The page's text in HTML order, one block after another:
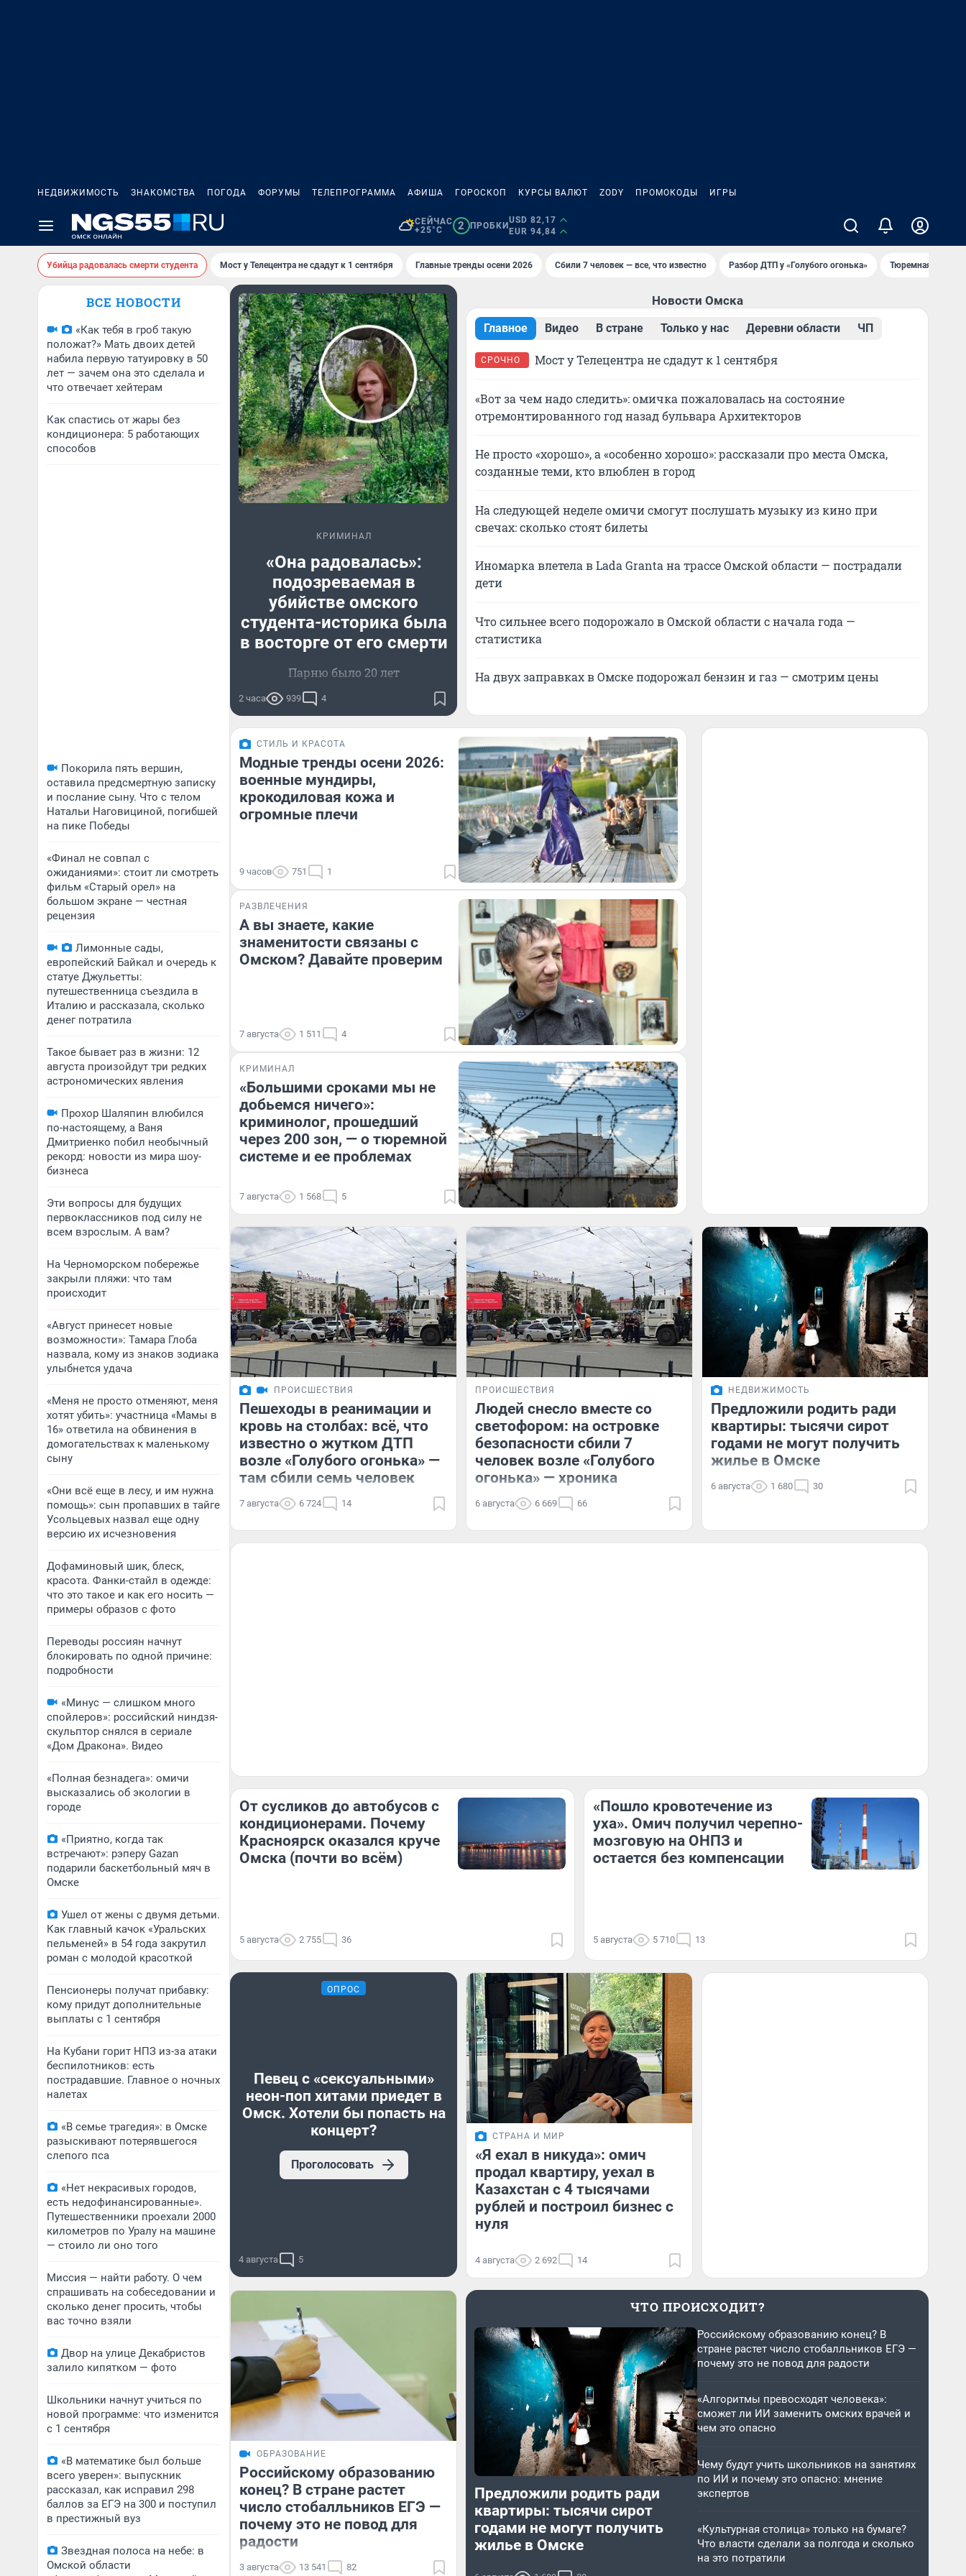
НЕДВИЖИМОСТЬ ЗНАКОМСТВА ПОГОДА ФОРУМЫ ТЕЛЕПРОГРАММА АФИША ГОРОСКОП КУРСЫ ВАЛЮТ ZODY ПРОМОКОДЫ ИГРЫ
СЕЙЧАС
+25°C
2 ПРОБКИ
USD 82,17
EUR 94,84
Убийца радовалась смерти студента Мост у Телецентра не сдадут к 1 сентября Главные тренды осени 2026 Сбили 7 человек — все, что известно Разбор ДТП у «Голубого огонька» Тюремная
ВСЕ НОВОСТИ
«Как тебя в гроб такую
положат?» Мать двоих детей
набила первую татуировку в 50
лет — зачем она это сделала и
что отвечает хейтерам
Как спастись от жары без
кондиционера: 5 работающих
способов
Покорила пять вершин,
оставила предсмертную записку
и послание сыну. Что с телом
Натальи Наговициной, погибшей
на пике Победы
«Финал не совпал с
ожиданиями»: стоит ли смотреть
фильм «Старый орел» на
большом экране — честная
рецензия
Лимонные сады,
европейский Байкал и очередь к
статуе Джульетты:
путешественница съездила в
Италию и рассказала, сколько
денег потратила
Такое бывает раз в жизни: 12
августа произойдут три редких
астрономических явления
Прохор Шаляпин влюбился
по-настоящему, а Ваня
Дмитриенко побил необычный
рекорд: новости из мира шоу-
бизнеса
Эти вопросы для будущих
первоклассников под силу не
всем взрослым. А вам?
На Черноморском побережье
закрыли пляжи: что там
происходит
«Август принесет новые
возможности»: Тамара Глоба
назвала, кому из знаков зодиака
улыбнется удача
«Меня не просто отменяют, меня
хотят убить»: участница «Мамы в
16» ответила на обвинения в
домогательствах к маленькому
сыну
«Они всё еще в лесу, и им нужна
помощь»: сын пропавших в тайге
Усольцевых назвал еще одну
версию их исчезновения
Дофаминовый шик, блеск,
красота. Фанки-стайл в одежде:
что это такое и как его носить —
примеры образов с фото
Переводы россиян начнут
блокировать по одной причине:
подробности
«Минус — слишком много
спойлеров»: российский ниндзя-
скульптор снялся в сериале
«Дом Дракона». Видео
«Полная безнадега»: омичи
высказались об экологии в
городе
«Приятно, когда так
встречают»: рэперу Gazan
подарили баскетбольный мяч в
Омске
Ушел от жены с двумя детьми.
Как главный качок «Уральских
пельменей» в 54 года закрутил
роман с молодой красоткой
Пенсионеры получат прибавку:
кому придут дополнительные
выплаты с 1 сентября
На Кубани горит НПЗ из-за атаки
беспилотников: есть
пострадавшие. Главное о ночных
налетах
«В семье трагедия»: в Омске
разыскивают потерявшегося
слепого пса
«Нет некрасивых городов,
есть недофинансированные».
Путешественники проехали 2000
километров по Уралу на машине
— стоило ли оно того
Миссия — найти работу. О чем
спрашивать на собеседовании и
сколько денег просить, чтобы
вас точно взяли
Двор на улице Декабристов
залило кипятком — фото
Школьники начнут учиться по
новой программе: что изменится
с 1 сентября
«В математике был больше
всего уверен»: выпускник
рассказал, как исправил 298
баллов за ЕГЭ на 300 и поступил
в престижный вуз
Звездная полоса на небе: в
Омской области
КРИМИНАЛ
«Она радовалась»:
подозреваемая в
убийстве омского
студента-историка была
в восторге от его смерти
Парню было 20 лет
2 часа 939 4
Новости Омска
Главное Видео В стране Только у нас Деревни области ЧП
СРОЧНО Мост у Телецентра не сдадут к 1 сентября
«Вот за чем надо следить»: омичка пожаловалась на состояние
отремонтированного год назад бульвара Архитекторов
Не просто «хорошо», а «особенно хорошо»: рассказали про места Омска,
созданные теми, кто влюблен в город
На следующей неделе омичи смогут послушать музыку из кино при
свечах: сколько стоят билеты
Иномарка влетела в Lada Granta на трассе Омской области — пострадали
дети
Что сильнее всего подорожало в Омской области с начала года —
статистика
На двух заправках в Омске подорожал бензин и газ — смотрим цены
СТИЛЬ И КРАСОТА
Модные тренды осени 2026:
военные мундиры,
крокодиловая кожа и
огромные плечи
9 часов 751 1
РАЗВЛЕЧЕНИЯ
А вы знаете, какие
знаменитости связаны с
Омском? Давайте проверим
7 августа 1 511 4
КРИМИНАЛ
«Большими сроками мы не
добьемся ничего»:
криминолог, прошедший
через 200 зон, — о тюремной
системе и ее проблемах
7 августа 1 568 5
ПРОИСШЕСТВИЯ
Пешеходы в реанимации и
кровь на столбах: всё, что
известно о жутком ДТП
возле «Голубого огонька» —
там сбили семь человек
7 августа 6 724 14
ПРОИСШЕСТВИЯ
Людей снесло вместе со
светофором: на островке
безопасности сбили 7
человек возле «Голубого
огонька» — хроника
6 августа 6 669 66
НЕДВИЖИМОСТЬ
Предложили родить ради
квартиры: тысячи сирот
годами не могут получить
жилье в Омске
6 августа 1 680 30
От сусликов до автобусов с
кондиционерами. Почему
Красноярск оказался круче
Омска (почти во всём)
5 августа 2 755 36
«Пошло кровотечение из
уха». Омич получил черепно-
мозговую на ОНПЗ и
остается без компенсации
5 августа 5 710 13
ОПРОС
Певец с «сексуальными»
неон-поп хитами приедет в
Омск. Хотели бы попасть на
концерт?
Проголосовать
4 августа 5
СТРАНА И МИР
«Я ехал в никуда»: омич
продал квартиру, уехал в
Казахстан с 4 тысячами
рублей и построил бизнес с
нуля
4 августа 2 692 14
ОБРАЗОВАНИЕ
Российскому образованию
конец? В стране растет
число стобалльников ЕГЭ —
почему это не повод для
радости
3 августа 13 541 82
ЧТО ПРОИСХОДИТ?
Предложили родить ради
квартиры: тысячи сирот
годами не могут получить
жилье в Омске
Российскому образованию конец? В
стране растет число стобалльников ЕГЭ —
почему это не повод для радости
«Алгоритмы превосходят человека»:
сможет ли ИИ заменить омских врачей и
чем это опасно
Чему будут учить школьников на занятиях
по ИИ и почему это опасно: мнение
экспертов
«Культурная столица» только на бумаге?
Что власти сделали за полгода и сколько
на это потратили